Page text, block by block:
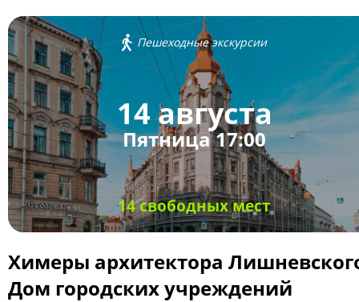
Пешеходные экскурсии
14 августа
Пятница 17:00
14 свободных мест
Химеры архитектора
Дом городских учреждений